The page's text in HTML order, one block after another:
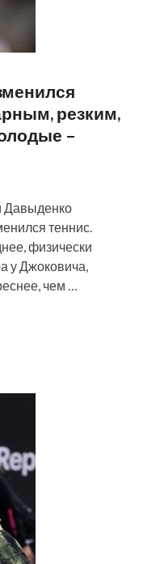
резким,
–
Давыденко
теннис.
физически
у Джоковича,
чем …